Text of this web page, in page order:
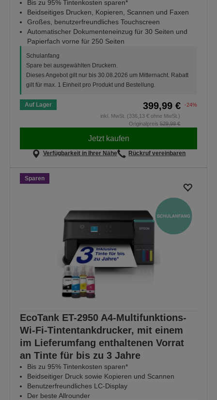
Bis zu 95% Tintenkosten sparen*
Beidseitiges Drucken, Kopieren, Scannen und Faxen
Großes, benutzerfreundliches Touchscreen
Automatischer Dokumenteneinzug für 30 Seiten und
Papierfach vorne für 250 Seiten
Schulanfang
Spare bei ausgewählten Druckern.
Dieses Angebot gilt nur bis 30.08.2026 um Mitternacht. Rabatt
gilt für max. 1 Einheit pro Produkt und Bestellung.
Auf Lager 399,99 €
-24%
inkl. MwSt. (336,13 € ohne MwSt.)
Originalpreis 529,99 €
Jetzt kaufen
Verfügbarkeit in Ihrer Nähe Rückruf vereinbaren
Sparen
EcoTank ET-2950 A4-Multifunktions-
Wi-Fi-Tintentankdrucker, mit einem
im Lieferumfang enthaltenen Vorrat
an Tinte für bis zu 3 Jahre
Bis zu 95% Tintenkosten sparen*
Beidseitiger Druck sowie Kopieren und Scannen
Benutzerfreundliches LC-Display
Der beste Allrounder